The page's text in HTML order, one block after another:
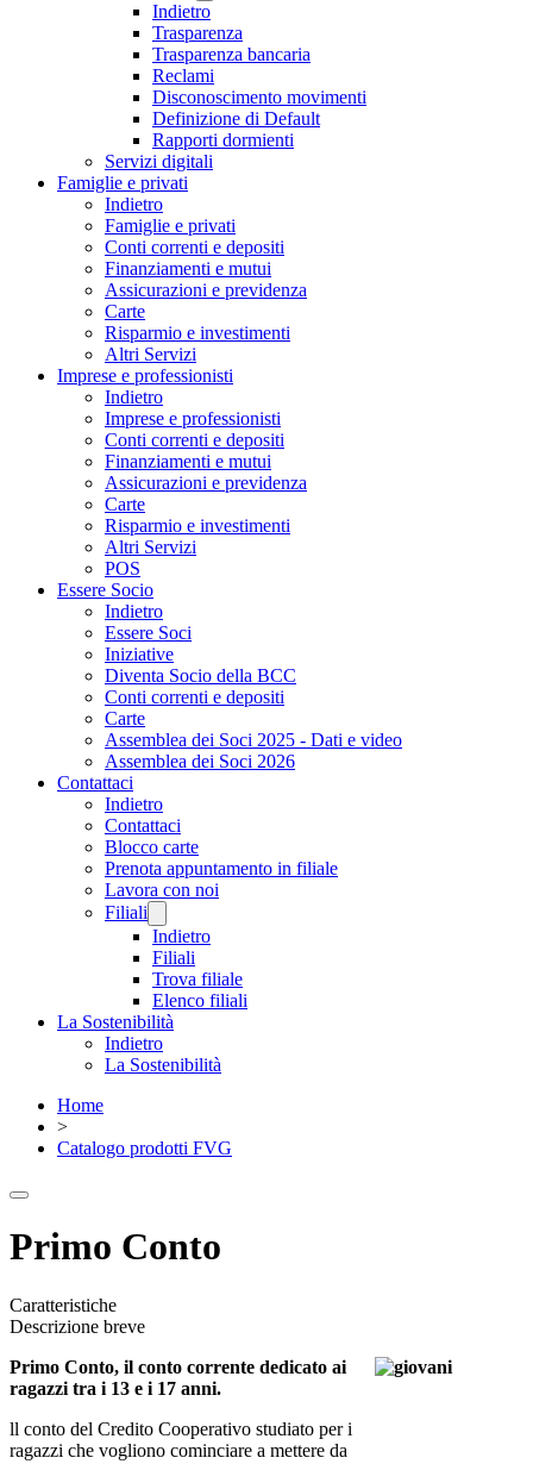
Indietro
Trasparenza
Trasparenza bancaria
Reclami
Disconoscimento movimenti
Definizione di Default
Rapporti dormienti
Servizi digitali
Famiglie e privati
Indietro
Famiglie e privati
Conti correnti e depositi
Finanziamenti e mutui
Assicurazioni e previdenza
Carte
Risparmio e investimenti
Altri Servizi
Imprese e professionisti
Indietro
Imprese e professionisti
Conti correnti e depositi
Finanziamenti e mutui
Assicurazioni e previdenza
Carte
Risparmio e investimenti
Altri Servizi
POS
Essere Socio
Indietro
Essere Soci
Iniziative
Diventa Socio della BCC
Conti correnti e depositi
Carte
Assemblea dei Soci 2025 - Dati e video
Assemblea dei Soci 2026
Contattaci
Indietro
Contattaci
Blocco carte
Prenota appuntamento in filiale
Lavora con noi
Filiali
Indietro
Filiali
Trova filiale
Elenco filiali
La Sostenibilità
Indietro
La Sostenibilità
Home
>
Catalogo prodotti FVG
Primo Conto
Caratteristiche
Descrizione breve
Primo Conto, il conto corrente dedicato ai
ragazzi tra i 13 e i 17 anni.
ll conto del Credito Cooperativo studiato per i
ragazzi che vogliono cominciare a mettere da